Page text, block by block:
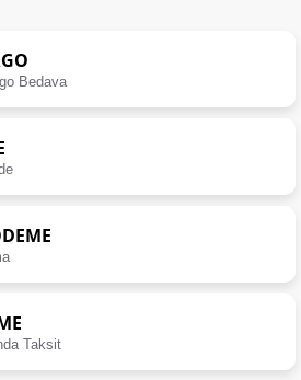
Bedava
Taksit